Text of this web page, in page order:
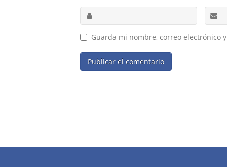
Guarda mi nombre, correo electrónico